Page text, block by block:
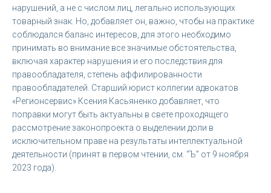
нарушений, а не с числом лиц, легально использующих
товарный знак. Но, добавляет он, важно, чтобы на практике
соблюдался баланс интересов, для этого необходимо
принимать во внимание все значимые обстоятельства,
включая характер нарушения и его последствия для
правообладателя, степень аффилированности
правообладателей. Старший юрист коллегии адвокатов
«Регионсервис» Ксения Касьяненко добавляет, что
поправки могут быть актуальны в свете проходящего
рассмотрение законопроекта о выделении доли в
исключительном праве на результаты интеллектуальной
деятельности (принят в первом чтении, см. “Ъ” от 9 ноября
2023 года).